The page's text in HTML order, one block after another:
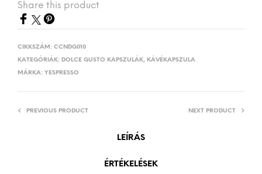
Share this product
CIKKSZÁM: CCNDG010
KATEGÓRIÁK: DOLCE GUSTO KAPSZULÁK, KÁVÉKAPSZULA
MÁRKA: YESPRESSO
PREVIOUS PRODUCT NEXT PRODUCT
LEÍRÁS
ÉRTÉKELÉSEK